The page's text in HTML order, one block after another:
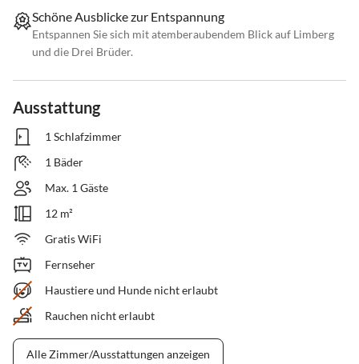
Schöne Ausblicke zur Entspannung
Entspannen Sie sich mit atemberaubendem Blick auf Limberg
und die Drei Brüder.
Ausstattung
1 Schlafzimmer
1 Bäder
Max. 1 Gäste
12 m²
Gratis WiFi
Fernseher
Haustiere und Hunde nicht erlaubt
Rauchen nicht erlaubt
Alle Zimmer/Ausstattungen anzeigen